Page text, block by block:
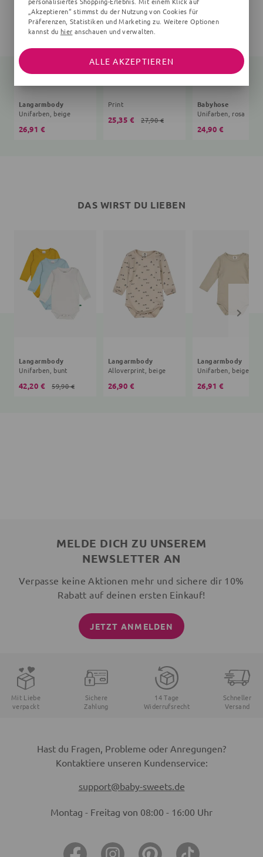
Langarmbody
Unifarben, beige
26,91 €
Print
25,35 € 27,90 €
Babyhose
Unifarben, rosa
24,90 €
DAS WIRST DU LIEBEN
Langarmbody
Unifarben, bunt
42,20 € 59,90 €
Langarmbody
Alloverprint, beige
26,90 €
Langarmbody
Unifarben, beige
26,91 €
MELDE DICH ZU UNSEREM
NEWSLETTER AN
Verpasse keine Aktionen mehr und sichere dir 10%
Rabatt auf deinen ersten Einkauf!
JETZT ANMELDEN
Mit Liebe
verpackt
Sichere
Zahlung
14 Tage
Widerrufsrecht
Schneller
Versand
Hast du Fragen, Probleme oder Anregungen?
Kontaktiere unseren Kundenservice:
support@baby-sweets.de
Montag - Freitag von 08:00 - 16:00 Uhr
„Akzeptieren“ stimmst du der Nutzung von Cookies für
Präferenzen, Statistiken und Marketing zu. Weitere Optionen
kannst du hier anschauen und verwalten.
ALLE AKZEPTIEREN